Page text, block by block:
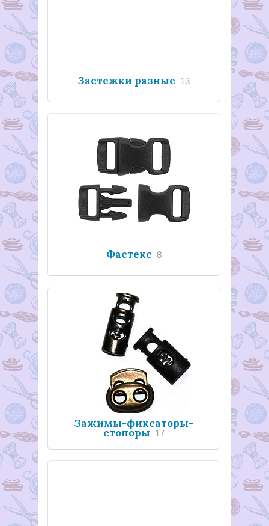
Застежки разные 13
Фастекс 8
Зажимы-фиксаторы-
стопоры 17